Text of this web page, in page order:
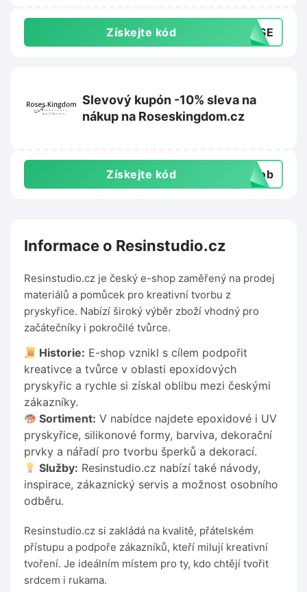
Získejte kód 0VSE
Slevový kupón -10% sleva na
nákup na Roseskingdom.cz
Získejte kód csob
Informace o Resinstudio.cz
Resinstudio.cz je český e-shop zaměřený na prodej
materiálů a pomůcek pro kreativní tvorbu z
pryskyřice. Nabízí široký výběr zboží vhodný pro
začátečníky i pokročilé tvůrce.
Historie: E-shop vznikl s cílem podpořit
kreativce a tvůrce v oblasti epoxidových
pryskyřic a rychle si získal oblibu mezi českými
zákazníky.
Sortiment: V nabídce najdete epoxidové i UV
pryskyřice, silikonové formy, barviva, dekorační
prvky a nářadí pro tvorbu šperků a dekorací.
Služby: Resinstudio.cz nabízí také návody,
inspirace, zákaznický servis a možnost osobního
odběru.
Resinstudio.cz si zakládá na kvalitě, přátelském
přístupu a podpoře zákazníků, kteří milují kreativní
tvoření. Je ideálním místem pro ty, kdo chtějí tvořit
srdcem i rukama.